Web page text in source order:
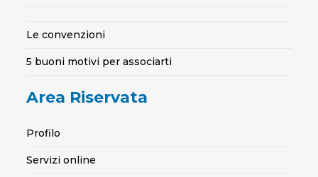
Le convenzioni
5 buoni motivi per associarti
Area Riservata
Profilo
Servizi online